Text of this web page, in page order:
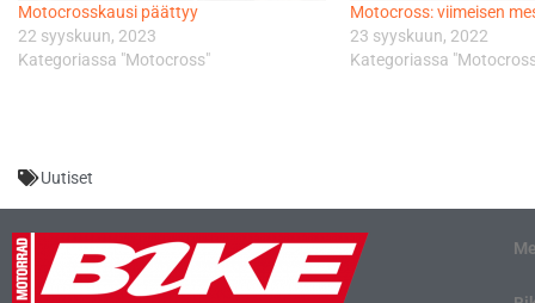
Motocrosskausi päättyy
22 syyskuun, 2023
Kategoriassa "Motocross"
Motocross: viimeisen
23 syyskuun, 2022
Kategoriassa
Uutiset